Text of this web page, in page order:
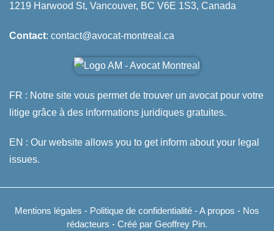
1219 Harwood St, Vancouver, BC V6E 1S3, Canada
Contact: contact@avocat-montreal.ca
FR : Notre site vous permet de trouver un avocat pour votre
litige grâce à des informations juridiques gratuites.
EN : Our website allows you to get inform about your legal
issues.
Mentions légales - Politique de confidentialité -A propos - Nos
rédacteurs - Créé par Geoffrey Pin.